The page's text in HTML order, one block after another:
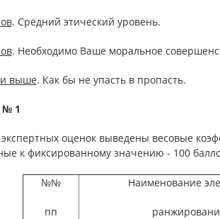
. Средний этический уровень.
. Необходимо Ваше моральное
и выше. Как бы не упасть в пропасть.
1
оценок выведены весовые
к фиксированному значению - 100
№№
пп
Наименование